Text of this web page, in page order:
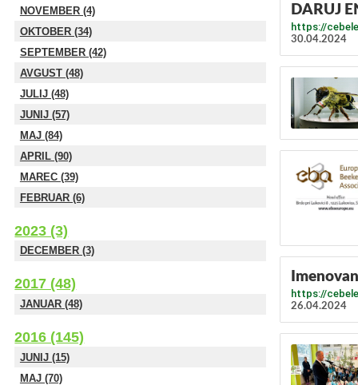
NOVEMBER (4)
OKTOBER (34)
SEPTEMBER (42)
AVGUST (48)
JULIJ (48)
JUNIJ (57)
MAJ (84)
APRIL (90)
MAREC (39)
FEBRUAR (6)
2023 (3)
DECEMBER (3)
2017 (48)
JANUAR (48)
2016 (145)
JUNIJ (15)
MAJ (70)
DARUJ
https://
30.04.2024
https://
26.04.2024